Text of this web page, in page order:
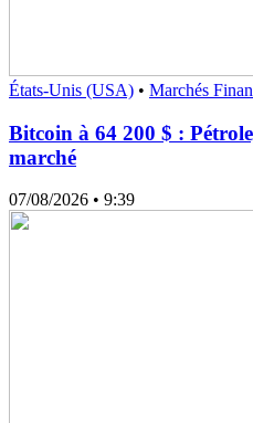
États-Unis (USA) • Marchés
Bitcoin à 64 200 $ :
marché
07/08/2026 • 9:39